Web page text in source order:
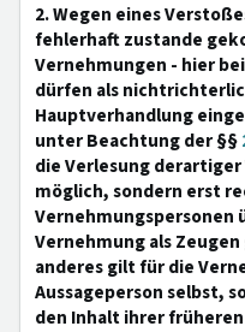
2. Wegen eines
fehlerhaft zustande
Vernehmungen - hier
dürfen als
Hauptverhandlung
unter Beachtung der §§
die Verlesung
möglich, sondern erst
Vernehmungspersonen
Vernehmung als
anderes gilt für die
Aussageperson selbst,
den Inhalt ihrer